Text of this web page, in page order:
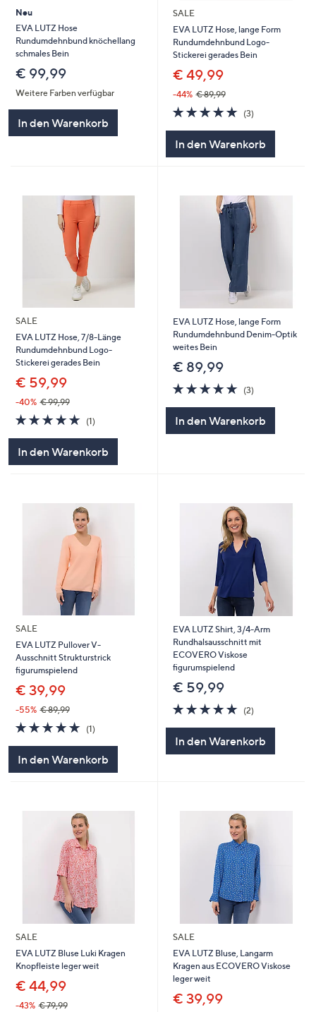
Neu
EVA LUTZ Hose
Rundumdehnbund knöchellang
schmales Bein
€ 99,99
Weitere Farben verfügbar
In den Warenkorb
SALE
EVA LUTZ Hose, lange Form
Rundumdehnbund Logo-
Stickerei gerades Bein
€ 49,99
-44% € 89,99
5.0
von
(3)3
In den Warenkorb
SALE
EVA LUTZ Hose, 7/8-Länge
Rundumdehnbund Logo-
Stickerei gerades Bein
€ 59,99
-40% € 99,99
5.0
von
(1)1
In den Warenkorb
EVA LUTZ Hose, lange Form
Rundumdehnbund Denim-Optik
weites Bein
€ 89,99
5.0
von
(3)3
In den Warenkorb
SALE
EVA LUTZ Pullover V-
Ausschnitt Strukturstrick
figurumspielend
€ 39,99
-55% € 89,99
5.0
von
(1)1
In den Warenkorb
EVA LUTZ Shirt, 3/4-Arm
Rundhalsausschnitt mit
ECOVERO Viskose
figurumspielend
€ 59,99
5.0
von
(2)2
In den Warenkorb
SALE
EVA LUTZ Bluse Luki Kragen
Knopfleiste leger weit
€ 44,99
-43% € 79,99
SALE
EVA LUTZ Bluse, Langarm
Kragen aus ECOVERO Viskose
leger weit
€ 39,99